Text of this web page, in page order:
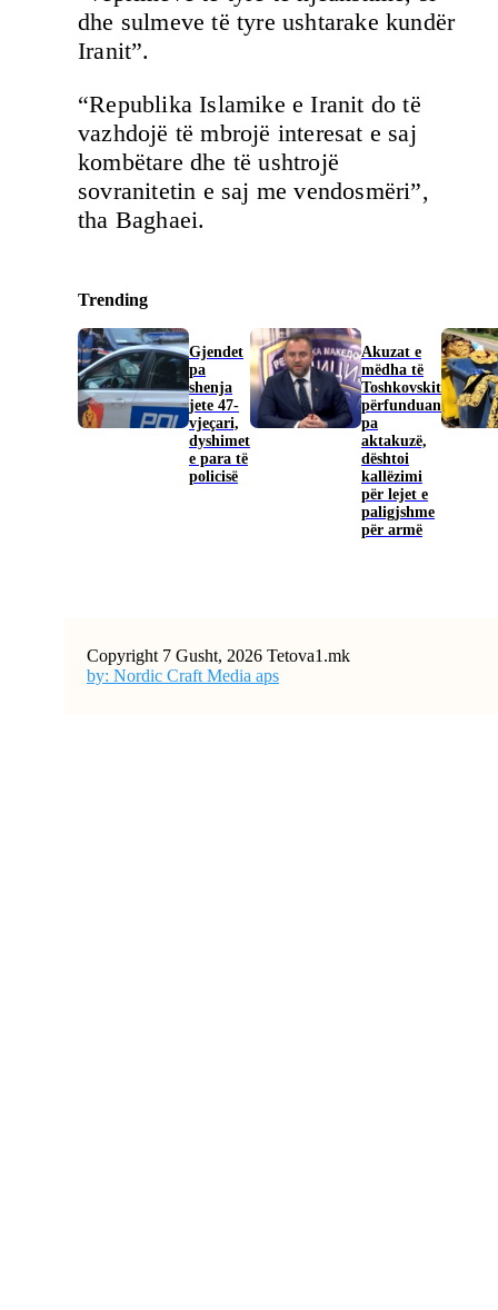
dhe sulmeve të tyre ushtarake kundër
Iranit”.
“Republika Islamike e Iranit do të
vazhdojë të mbrojë interesat e saj
kombëtare dhe të ushtrojë
sovranitetin e saj me vendosmëri”,
tha Baghaei.
Trending
Gjendet
pa
shenja
jete 47-
vjeçari,
dyshimet
e para të
policisë
Akuzat e
mëdha të
Toshkovskit
përfunduan
pa
aktakuzë,
dështoi
kallëzimi
për lejet e
paligjshme
për armë
Copyright 7 Gusht, 2026 Tetova1.mk
by: Nordic Craft Media aps